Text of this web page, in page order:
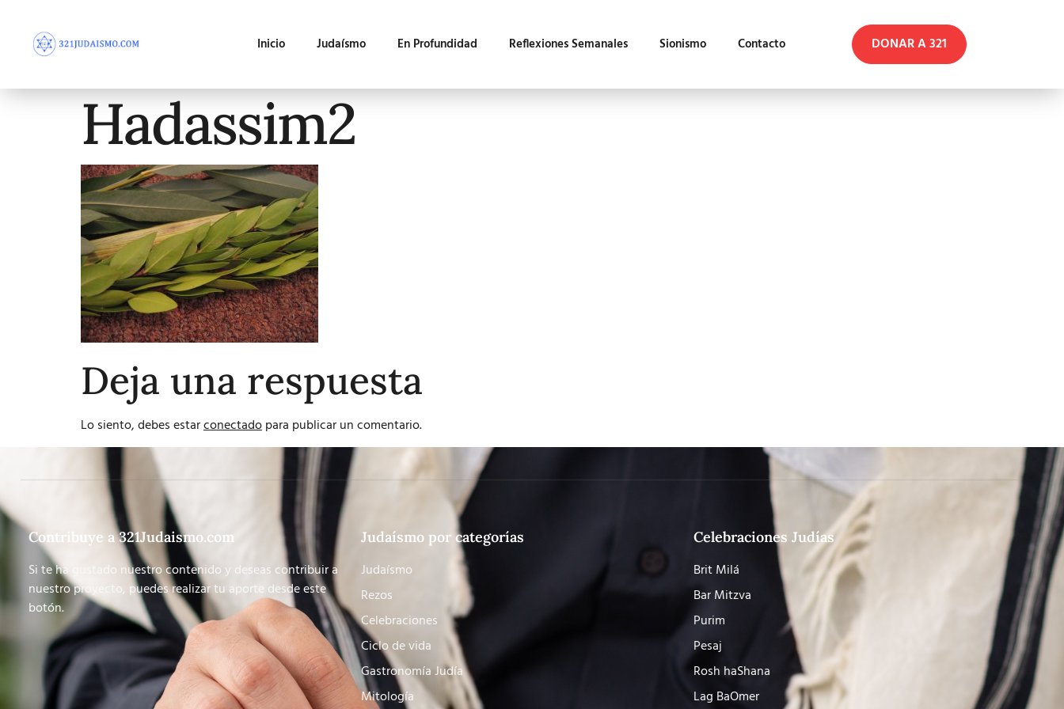
Inicio Judaísmo En Profundidad Reflexiones Semanales Sionismo Contacto DONAR A 321
Hadassim2
Deja una respuesta
Lo siento, debes estarconectadopara publicar un comentario.
Contribuye a 321Judaismo.com
Si te ha gustado nuestro contenido y deseas contribuir a
nuestro proyecto, puedes realizar tu aporte desde este
botón.
Judaísmo por categorías
Judaísmo
Rezos
Celebraciones
Ciclo de vida
Gastronomía Judía
Mitología
Celebraciones Judías
Brit Milá
Bar Mitzva
Purim
Pesaj
Rosh haShana
Lag BaOmer